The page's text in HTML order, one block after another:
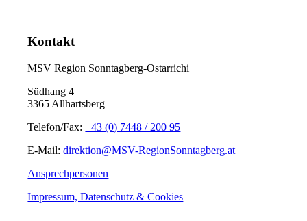
Kontakt
MSV Region Sonntagberg-Ostarrichi
Südhang 4
3365 Allhartsberg
Telefon/Fax:+43 (0) 7448 / 200 95
E-Mail:direktion@MSV-RegionSonntagberg.at
Ansprechpersonen
Impressum, Datenschutz & Cookies